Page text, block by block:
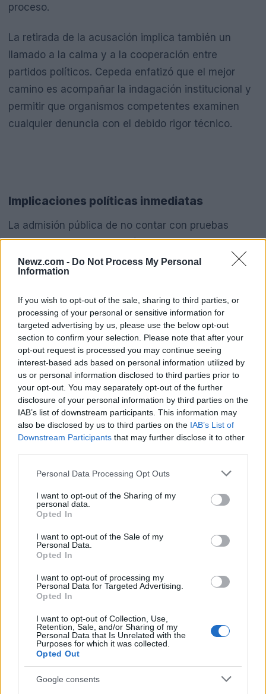
Newz.com - Do Not Process My Personal
Information
If you wish to opt-out of the sale, sharing to third parties, or
processing of your personal or sensitive information for
targeted advertising by us, please use the below opt-out
section to confirm your selection. Please note that after your
opt-out request is processed you may continue seeing
interest-based ads based on personal information utilized by
us or personal information disclosed to third parties prior to
your opt-out. You may separately opt-out of the further
disclosure of your personal information by third parties on the
IAB’s list of downstream participants. This information may
also be disclosed by us to third parties on the IAB’s List of
Downstream Participants that may further disclose it to other
Please note that this website/app uses one or more Google
not limited to your visit or usage behaviour. You may click to
grant or deny consent to Google and its third-party tags to
use your data for below specified purposes in below Google
consent section.
Personal Data Processing Opt Outs
I want to opt-out of the Sharing of my
personal data.
Opted In
I want to opt-out of the Sale of my
Personal Data.
Opted In
I want to opt-out of processing my
Personal Data for Targeted Advertising.
Opted In
I want to opt-out of Collection, Use,
Retention, Sale, and/or Sharing of my
Personal Data that Is Unrelated with the
Purposes for which it was collected.
Opted Out
Google consents
proceso.
La retirada de la acusación implica también un
llamado a la calma y a la cooperación entre
partidos políticos. Cepeda enfatizó que el mejor
camino es acompañar la indagación institucional y
permitir que organismos competentes examinen
cualquier denuncia con el debido rigor técnico.
Implicaciones políticas inmediatas
La admisión pública de no contar con pruebas
puede afectar la percepción de aquellos que
inicialmente apoyaron las declaraciones. Al mismo
tiempo, establece un precedente sobre la
momentos sensibles. La conducta de Cepeda
puede interpretarse como un acto de
responsabilidad política
que prioriza la estabilidad
institucional por encima de la confrontación
mediática.
Reacción de la sociedad y actores
electorales
Organizaciones civiles y observadores han
reiterado la importancia de fortalecer los
mecanismos de transparencia y fiscalización